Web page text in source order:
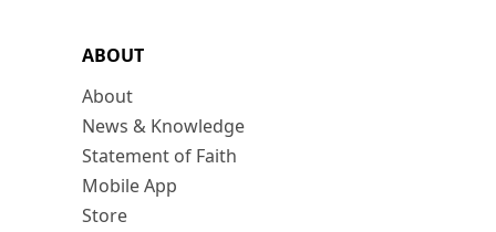
ABOUT
About
News & Knowledge
Statement of Faith
Mobile App
Store